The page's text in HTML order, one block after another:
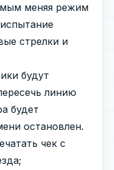
меняя режим
стрелки и
будут
линию
будет
остановлен.
чек с